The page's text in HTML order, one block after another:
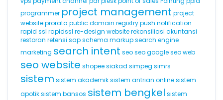
programmer project management project
websiteprorata public domain registrypush notification
rapid ssl rapidssl re-design websiterekonsiliasi akuntansi
restoran retensi sapschema markupsearch engine
marketing search intent seoseo googleseo web
seo website shopeesiakad simpeg simrs
sistem sistem akademiksistem antrian onlinesistem
apotiksistem bansos sistem bengkel sistem